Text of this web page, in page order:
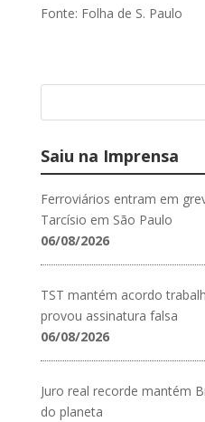
Fonte: Folha de S. Paulo
Saiu na Imprensa
Ferroviários entram em
Tarcísio em São Paulo
06/08/2026
TST mantém acordo
provou assinatura falsa
06/08/2026
Juro real recorde mantém
do planeta